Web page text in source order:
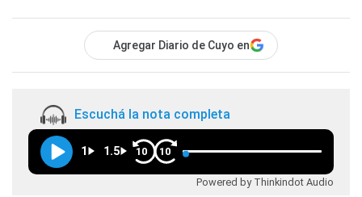
Agregar Diario de Cuyo en
Escuchá la nota completa
1 1.5 10 10
Powered by Thinkindot Audio